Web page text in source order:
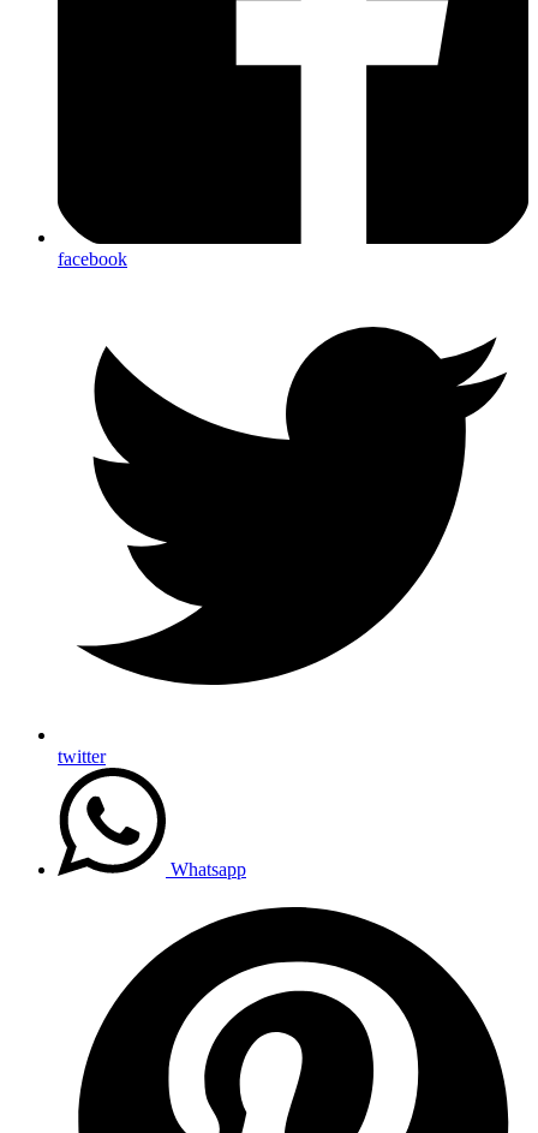
facebook
twitter
Whatsapp